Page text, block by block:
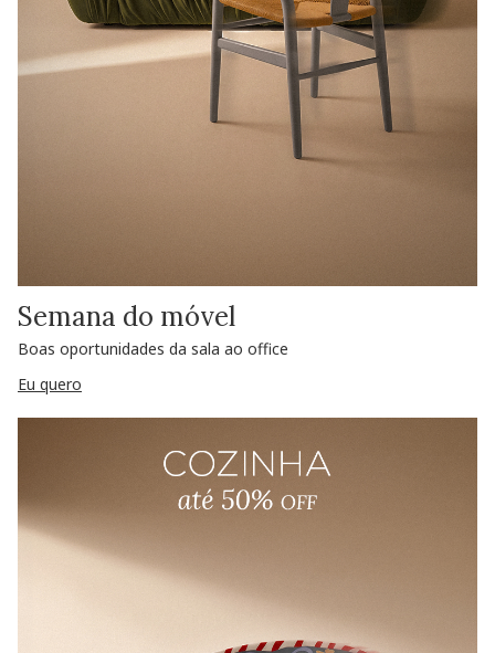
Semana do móvel
Boas oportunidades da sala ao office
Eu quero